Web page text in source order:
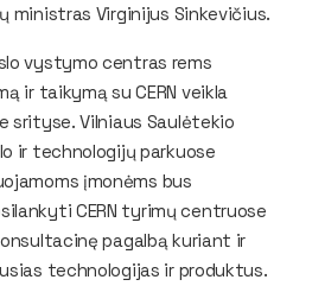
ministras Virginijus Sinkevičius.
vystymo centras rems
ir taikymą su CERN veikla
srityse. Vilniaus Saulėtekio
ir technologijų parkuose
įmonėms bus
CERN tyrimų centruose
pagalbą kuriant ir
technologijas ir produktus.